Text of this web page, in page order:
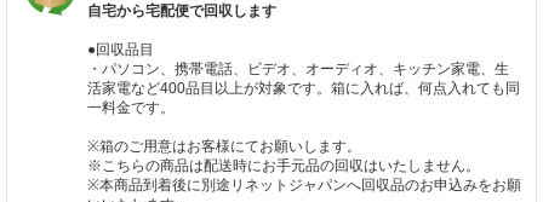
自宅から宅配便で回収します
●回収品目
・パソコン、携帯電話、ビデオ、オーディオ、キッチン家電、生
活家電など400品目以上が対象です。箱に入れば、何点入れても同
一料金です。
※箱のご用意はお客様にてお願いします。
※こちらの商品は配送時にお手元品の回収はいたしません。
※本商品到着後に別途リネットジャパンへ回収品のお申込みをお願